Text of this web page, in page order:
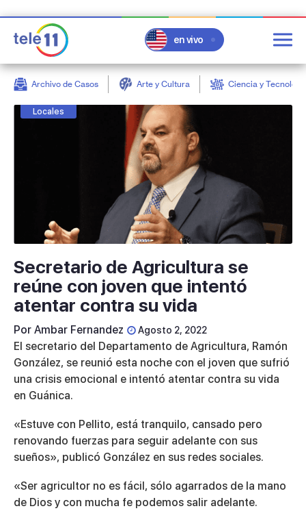
en vivo
Archivo de Casos Arte y Cultura Ciencia y
Locales
Secretario de Agricultura se
reúne con joven que intentó
atentar contra su vida
Por Ambar Fernandez Agosto 2, 2022
El secretario del Departamento de Agricultura, Ramón
González, se reunió esta noche con el joven que sufrió
una crisis emocional e intentó atentar contra su vida
en Guánica.
«Estuve con Pellito, está tranquilo, cansado pero
renovando fuerzas para seguir adelante con sus
sueños», publicó González en sus redes sociales.
«Ser agricultor no es fácil, sólo agarrados de la mano
de Dios y con mucha fe podemos salir adelante.
post